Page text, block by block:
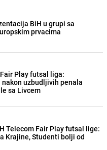
BiH u grupi sa
prvacima
Play futsal liga:
uzbudljivih penala
sa Livcem
Telecom Fair Play futsal lige:
Krajine, Studenti bolji od